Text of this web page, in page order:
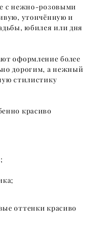
с нежно-розовыми
утончённую и
юбилея или дня
оформление более
дорогим, а нежный
стилистику
красиво
оттенки красиво